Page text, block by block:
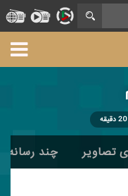
تصاویر چند رسانه